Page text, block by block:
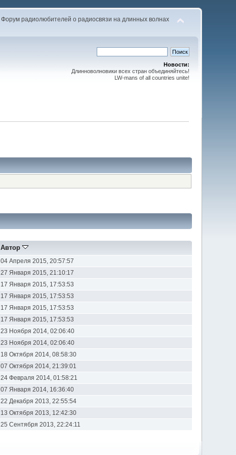
Форум радиолюбителей о радиосвязи на длинных волнах
Новости:
Длинноволновики всех стран объединяйтесь!
LW-mans of all countries unite!
Автор
04 Апреля 2015, 20:57:57
27 Января 2015, 21:10:17
17 Января 2015, 17:53:53
17 Января 2015, 17:53:53
17 Января 2015, 17:53:53
17 Января 2015, 17:53:53
23 Ноября 2014, 02:06:40
23 Ноября 2014, 02:06:40
18 Октября 2014, 08:58:30
07 Октября 2014, 21:39:01
24 Февраля 2014, 01:58:21
07 Января 2014, 16:36:40
22 Декабря 2013, 22:55:54
13 Октября 2013, 12:42:30
25 Сентября 2013, 22:24:11